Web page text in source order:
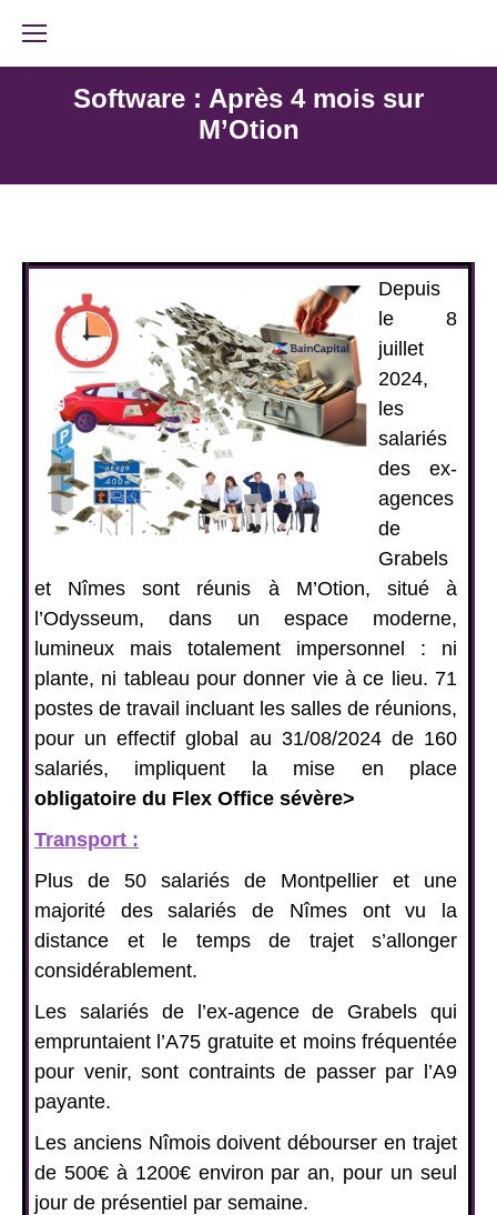
Software : Après 4 mois sur
M’Otion
Depuis
le 8
juillet
2024,
les
salariés
des ex-
agences
de
Grabels
et Nîmes sont réunis à M’Otion, situé à
l’Odysseum,dans un espace moderne,
lumineux mais totalement impersonnel : ni
plante, ni tableau pour donner vie à ce lieu. 71
postes de travail incluant les salles de réunions,
pour un effectif global au 31/08/2024 de 160
salariés, impliquent la mise en place
obligatoire du Flex Office sévère>
Transport :
Plus de 50 salariés de Montpellier et une
majorité des salariés de Nîmes ont vu la
distance et le temps de trajet s’allonger
considérablement.
Les salariés de l’ex-agence de Grabels qui
empruntaient l’A75 gratuite et moins fréquentée
pour venir, sont contraints de passer par l’A9
payante.
Les anciens Nîmois doivent débourser en trajet
de 500€ à 1200€ environ par an, pour un seul
jour de présentiel par semaine.